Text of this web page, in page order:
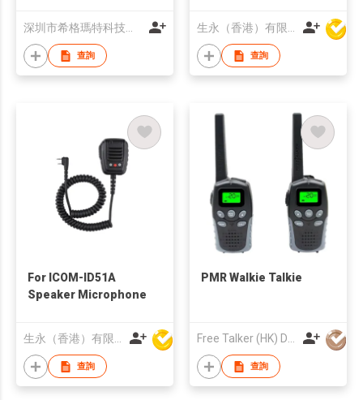
查詢 查詢
For ICOM-ID51A
Speaker Microphone
生永（香港）有限公司
查詢
PMR Walkie Talkie
Free Talker (HK) Development Company Limited
查詢